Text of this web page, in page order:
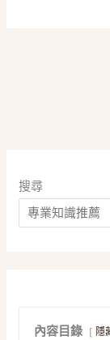
搜尋
內容目錄 隱